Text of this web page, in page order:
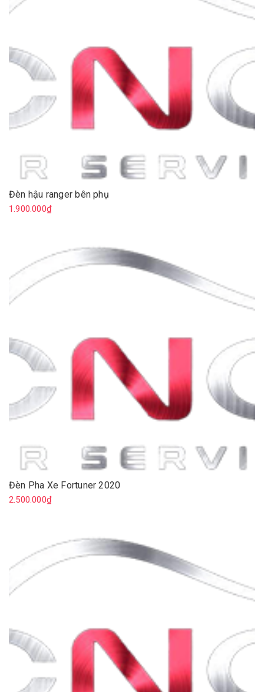
Đèn hậu ranger bên phụ
1.900.000₫
Đèn Pha Xe Fortuner 2020
2.500.000₫